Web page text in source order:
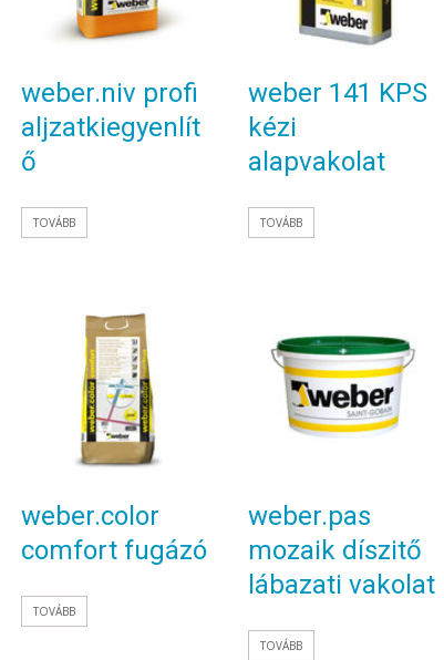
weber.niv profi
aljzatkiegyenlít
ő
TOVÁBB
weber 141 KPS
kézi
alapvakolat
TOVÁBB
weber.color
comfort fugázó
TOVÁBB
weber.pas
mozaik díszitő
lábazati vakolat
TOVÁBB